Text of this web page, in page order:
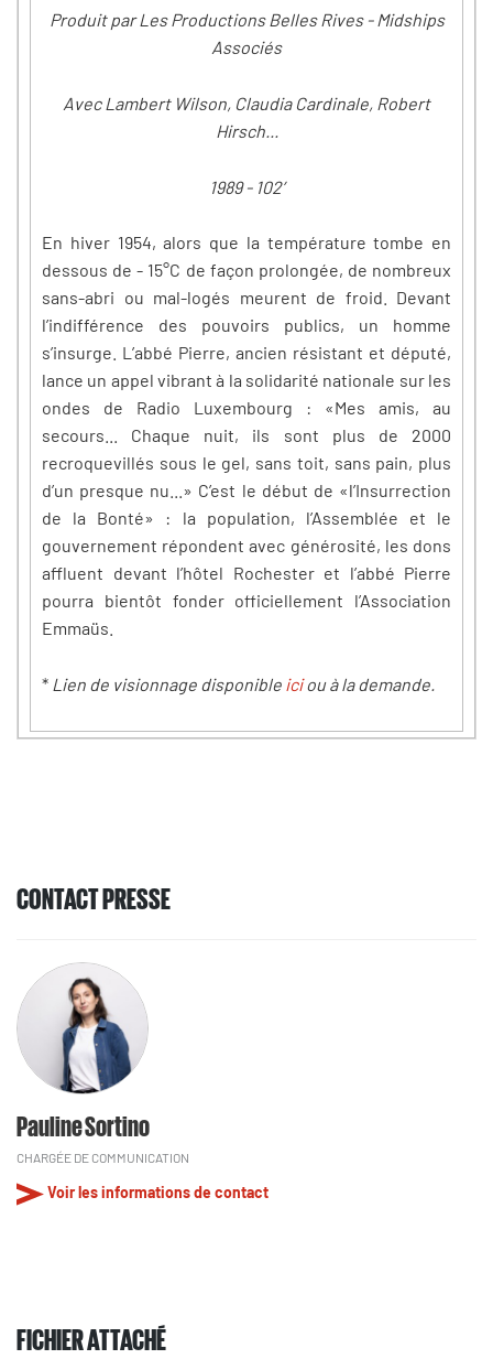
Produit par Les Productions Belles Rives - Midships
Associés
Avec Lambert Wilson, Claudia Cardinale, Robert
Hirsch...
1989 - 102’
En hiver 1954, alors que la température tombe en
dessous de - 15°C de façon prolongée, de nombreux
sans-abri ou mal-logés meurent de froid. Devant
l’indifférence des pouvoirs publics, un homme
s’insurge. L’abbé Pierre, ancien résistant et député,
lance un appel vibrant à la solidarité nationale sur les
ondes de Radio Luxembourg : «Mes amis, au
secours... Chaque nuit, ils sont plus de 2000
recroquevillés sous le gel, sans toit, sans pain, plus
d’un presque nu...» C’est le début de «l’Insurrection
de la Bonté» : la population, l’Assemblée et le
gouvernement répondent avec générosité, les dons
affluent devant l’hôtel Rochester et l’abbé Pierre
pourra bientôt fonder officiellement l’Association
Emmaüs.
* Lien de visionnage disponible iciou à la demande.
CONTACT PRESSE
Pauline Sortino
CHARGÉE DE COMMUNICATION
Voir les informations de contact
FICHIER ATTACHÉ